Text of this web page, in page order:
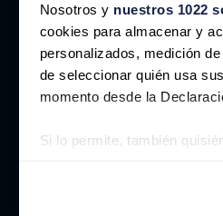
Nosotros y nuestros 1022
cookies para almacenar y
personalizados, medición
de seleccionar quién usa
momento desde la
Si lo permite, también